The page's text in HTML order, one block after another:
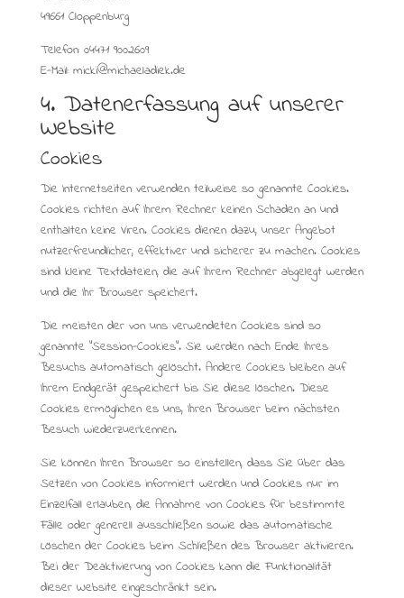
49661 Cloppenburg
Telefon: 04471 9002609
E-Mail: micki@michaeladiek.de
4. Datenerfassung auf unserer
Website
Cookies
Die Internetseiten verwenden teilweise so genannte Cookies.
Cookies richten auf Ihrem Rechner keinen Schaden an und
enthalten keine Viren. Cookies dienen dazu, unser Angebot
nutzerfreundlicher, effektiver und sicherer zu machen. Cookies
sind kleine Textdateien, die auf Ihrem Rechner abgelegt werden
und die Ihr Browser speichert.
Die meisten der von uns verwendeten Cookies sind so
genannte “Session-Cookies”. Sie werden nach Ende Ihres
Besuchs automatisch gelöscht. Andere Cookies bleiben auf
Ihrem Endgerät gespeichert bis Sie diese löschen. Diese
Cookies ermöglichen es uns, Ihren Browser beim nächsten
Besuch wiederzuerkennen.
Sie können Ihren Browser so einstellen, dass Sie über das
Setzen von Cookies informiert werden und Cookies nur im
Einzelfall erlauben, die Annahme von Cookies für bestimmte
Fälle oder generell ausschließen sowie das automatische
Löschen der Cookies beim Schließen des Browser aktivieren.
Bei der Deaktivierung von Cookies kann die Funktionalität
dieser Website eingeschränkt sein.